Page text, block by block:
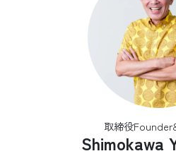
取締役
Shimokawa